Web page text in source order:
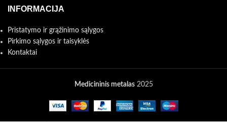
INFORMACIJA
Pristatymo ir grąžinimo sąlygos
Pirkimo sąlygos ir taisyklės
Kontaktai
Medicininis metalas2025